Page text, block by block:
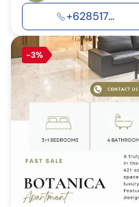
+628517...
-3%